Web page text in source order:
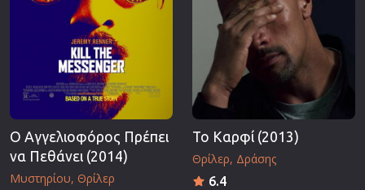
Ο Αγγελιοφόρος Πρέπει
να Πεθάνει (2014)
Μυστηρίου Θρίλερ
Το Καρφί (2013)
Θρίλερ Δράσης
6.4